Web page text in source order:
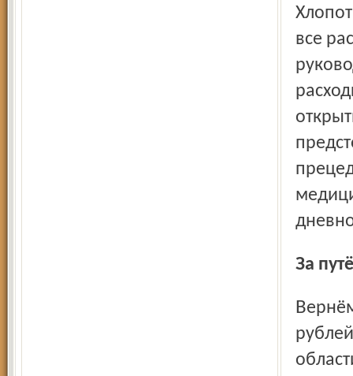
все
За
Вернёмся к вопросу стоимости путёвки. Цена в 10600